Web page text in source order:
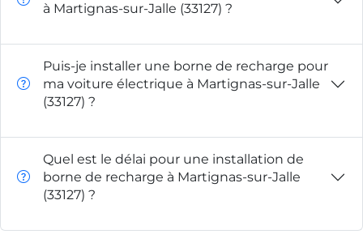
à Martignas-sur-Jalle (33127) ?
Puis-je installer une borne de recharge pour
ma voiture électrique à Martignas-sur-Jalle
(33127) ?
Quel est le délai pour une installation de
borne de recharge à Martignas-sur-Jalle
(33127) ?